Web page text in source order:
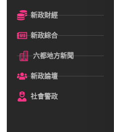
新政財經
新政綜合
六都地方新聞
新政論壇
社會警政